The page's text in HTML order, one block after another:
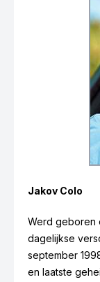
Jakov Colo
Werd geboren
dagelijkse
september
en laatste